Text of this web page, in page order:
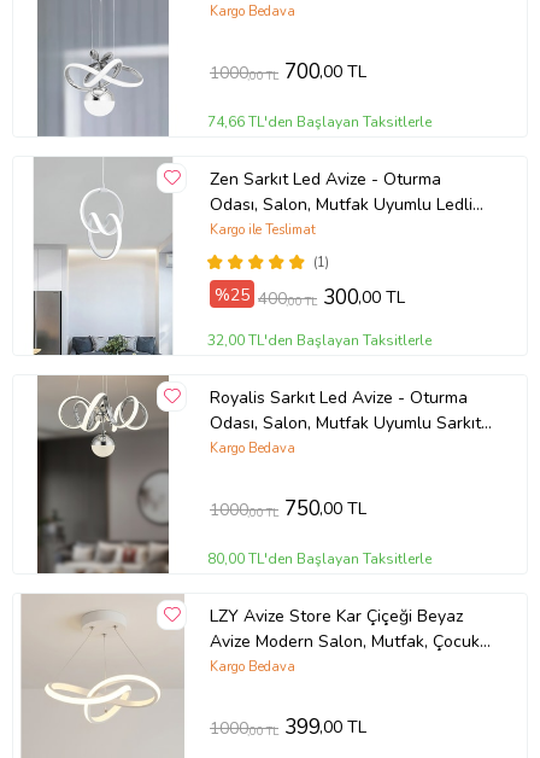
Kargo Bedava
1000,00 TL 700,00 TL
74,66 TL'den Başlayan Taksitlerle
Zen Sarkıt Led Avize - Oturma
Odası, Salon, Mutfak Uyumlu Ledli
Avize (Beyaz)
(1)
Kargo ile Teslimat
%25 400,00 TL 300,00 TL
32,00 TL'den Başlayan Taksitlerle
Royalis Sarkıt Led Avize - Oturma
Odası, Salon, Mutfak Uyumlu Sarkıt
Led Avize (Krom)
Kargo Bedava
1000,00 TL 750,00 TL
80,00 TL'den Başlayan Taksitlerle
LZY Avize Store Kar Çiçeği Beyaz
Avize Modern Salon, Mutfak, Çocuk
Odası ve Antre Aydınlatma (Siyah)
Kargo Bedava
1000,00 TL 399,00 TL